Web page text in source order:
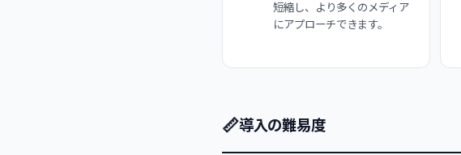
短縮し、より多くのメディア
にアプローチできます。
📏導入の難易度